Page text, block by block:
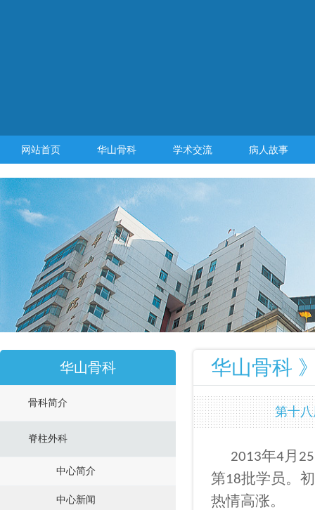
网站首页 华山骨科 学术交流 病人故事
华山骨科
骨科简介
脊柱外科
中心简介
中心新闻
华山骨科
第十
2013年4月 25
第18批学员。
热情高涨。